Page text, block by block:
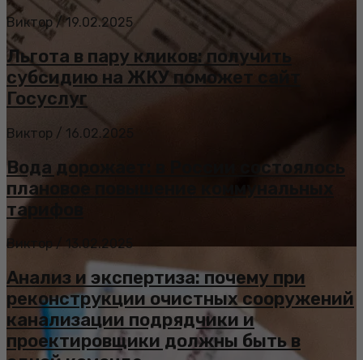
Виктор / 19.02.2025
Льгота в пару кликов: получить
субсидию на ЖКУ поможет сайт
Госуслуг
Виктор / 16.02.2025
Вода дорожает: в России состоялось
плановое повышение коммунальных
тарифов
Виктор / 13.02.2025
Анализ и экспертиза: почему при
реконструкции очистных сооружений
канализации подрядчики и
проектировщики должны быть в